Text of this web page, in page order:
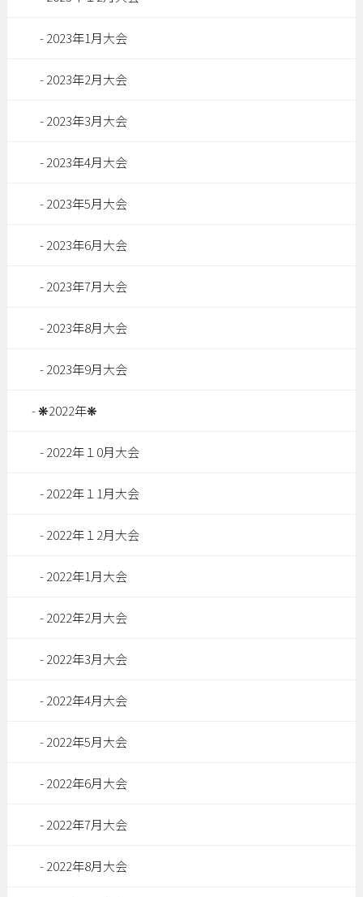
2023年1月大会
2023年2月大会
2023年3月大会
2023年4月大会
2023年5月大会
2023年6月大会
2023年7月大会
2023年8月大会
2023年9月大会
❋2022年❋
2022年１0月大会
2022年１1月大会
2022年１2月大会
2022年1月大会
2022年2月大会
2022年3月大会
2022年4月大会
2022年5月大会
2022年6月大会
2022年7月大会
2022年8月大会